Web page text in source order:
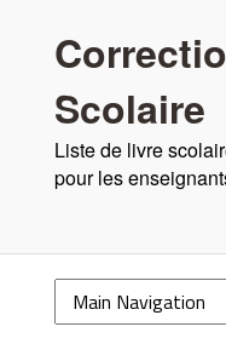
Scolaire
Liste de livre
pour les